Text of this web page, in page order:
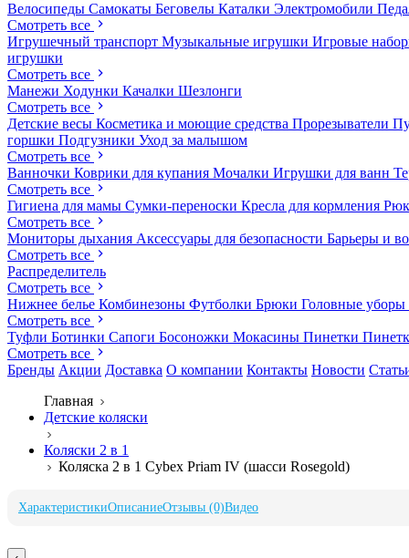
Велосипеды Самокаты Беговелы Каталки Электромобили
Смотреть все
Игрушечный транспорт Музыкальные игрушки Игровые
игрушки
Смотреть все
Манежи Ходунки Качалки Шезлонги
Смотреть все
Детские весы Косметика и моющие средства Прорезыватели
горшки Подгузники Уход за малышом
Смотреть все
Ванночки Коврики для купания Мочалки Игрушки для ванн
Смотреть все
Гигиена для мамы Сумки-переноски Кресла для кормления
Смотреть все
Мониторы дыхания Аксессуары для безопасности Барьеры и
Смотреть все
Распределитель
Смотреть все
Нижнее белье Комбинезоны Футболки Брюки Головные уборы
Смотреть все
Туфли Ботинки Сапоги Босоножки Мокасины Пинетки
Смотреть все
Бренды Акции Доставка О компании Контакты Новости
Главная
Детские коляски
Коляски 2 в 1
Коляска 2 в 1 Cybex Priam IV (шасси Rosegold)
ХарактеристикиОписаниеОтзывы (0)Видео